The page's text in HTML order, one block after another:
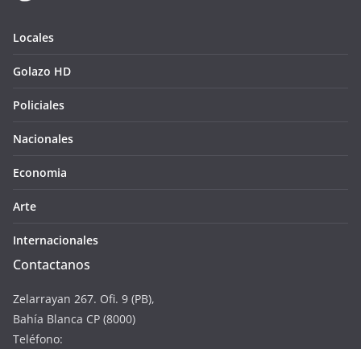
Locales
Golazo HD
Policiales
Nacionales
Economia
Arte
Internacionales
Contactanos
Zelarrayan 267. Ofi. 9 (PB),
Bahía Blanca CP (8000)
Teléfono: